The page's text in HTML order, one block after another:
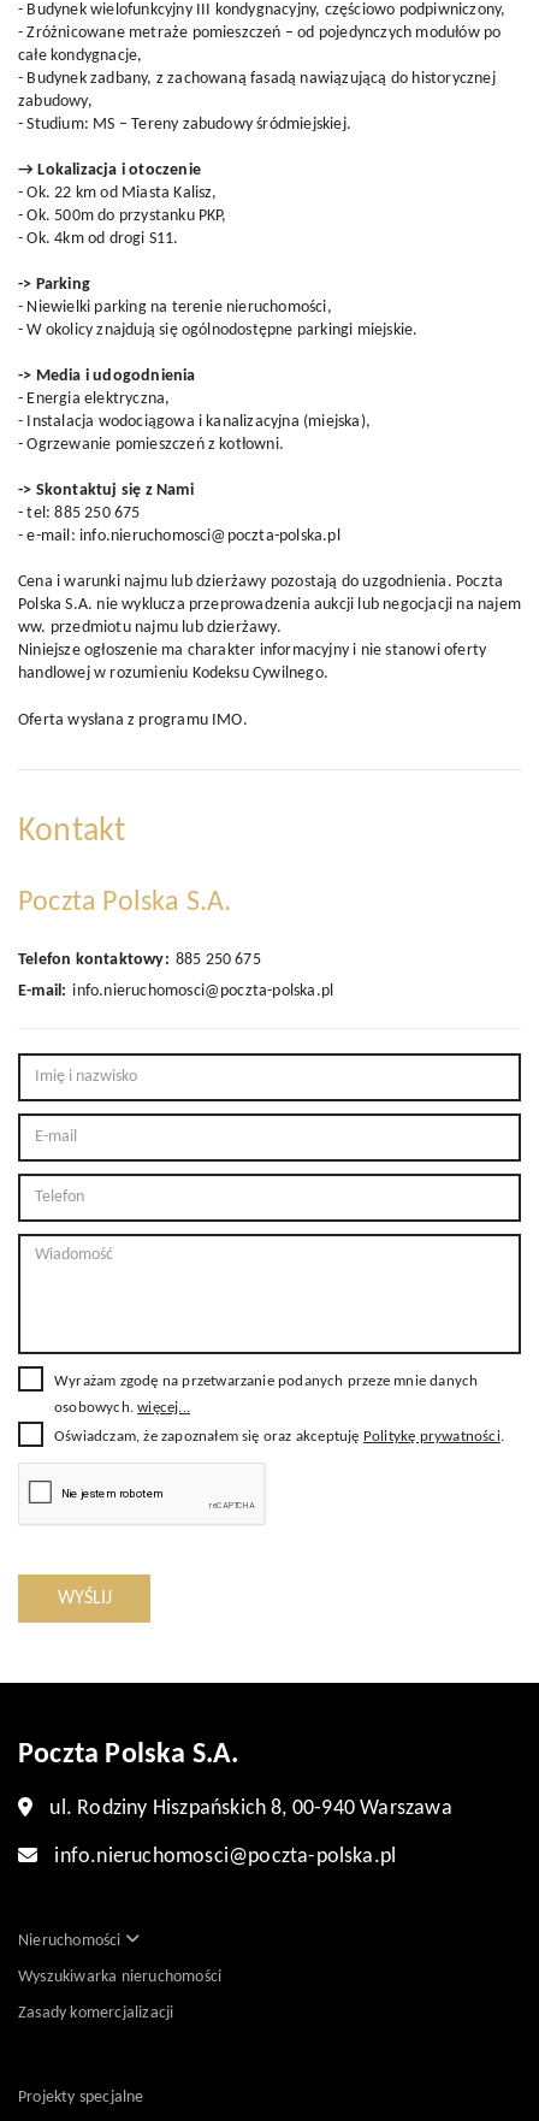
- Budynek wielofunkcyjny III kondygnacyjny, częściowo podpiwniczony,
- Zróżnicowane metraże pomieszczeń – od pojedynczych modułów po
całe kondygnacje,
- Budynek zadbany, z zachowaną fasadą nawiązującą do historycznej
zabudowy,
- Studium: MS – Tereny zabudowy śródmiejskiej.
→ Lokalizacja i otoczenie
- Ok. 22 km od Miasta Kalisz,
- Ok. 500m do przystanku PKP,
- Ok. 4km od drogi S11.
-> Parking
- Niewielki parking na terenie nieruchomości,
- W okolicy znajdują się ogólnodostępne parkingi miejskie.
-> Media i udogodnienia
- Energia elektryczna,
- Instalacja wodociągowa i kanalizacyjna (miejska),
- Ogrzewanie pomieszczeń z kotłowni.
-> Skontaktuj się z Nami
- tel: 885 250 675
- e-mail: info.nieruchomosci@poczta-polska.pl
Cena i warunki najmu lub dzierżawy pozostają do uzgodnienia. Poczta
Polska S.A. nie wyklucza przeprowadzenia aukcji lub negocjacji na najem
ww. przedmiotu najmu lub dzierżawy.
Niniejsze ogłoszenie ma charakter informacyjny i nie stanowi oferty
handlowej w rozumieniu Kodeksu Cywilnego.
Oferta wysłana z programu IMO.
Kontakt
Poczta Polska S.A.
Telefon kontaktowy: 885 250 675
E-mail: info.nieruchomosci@poczta-polska.pl
Wyrażam zgodę na przetwarzanie podanych przeze mnie danych
osobowych.więcej...
Oświadczam, że zapoznałem się oraz akceptuję Politykę prywatności.
WYŚLIJ
Poczta Polska S.A.
ul. Rodziny Hiszpańskich 8, 00-940 Warszawa
info.nieruchomosci@poczta-polska.pl
Nieruchomości
Wyszukiwarka nieruchomości
Zasady komercjalizacji
Projekty specjalne